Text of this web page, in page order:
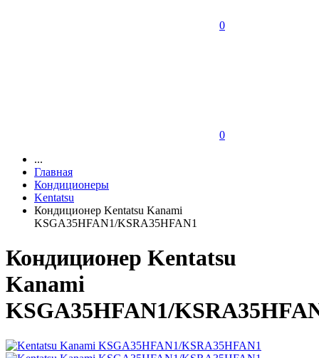
0
0
...
Главная
Кондиционеры
Kentatsu
Кондиционер Kentatsu Kanami
KSGA35HFAN1/KSRA35HFAN1
Кондиционер Kentatsu
Kanami
KSGA35HFAN1/